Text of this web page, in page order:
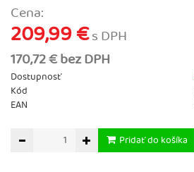
Cena:
209,99 €s DPH
170,72 € bez DPH
Dostupnosť
Kód
EAN
Pridať do košíka